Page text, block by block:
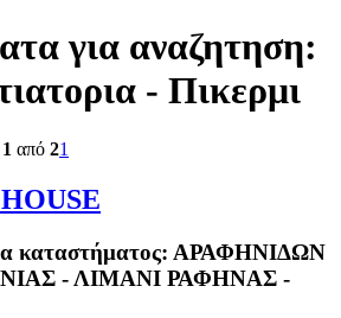
για αναζητηση:
- Πικερμι
1 από 21
καταστήματος: ΑΡΑΦΗΝΙΔΩΝ
- ΛΙΜΑΝΙ ΡΑΦΗΝΑΣ -